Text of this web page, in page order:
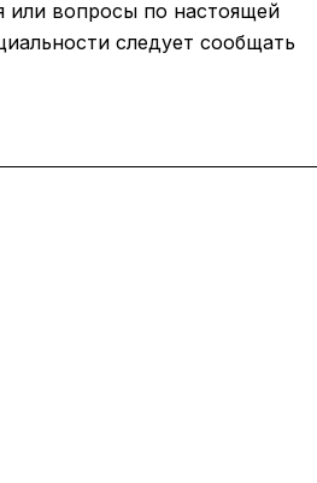
или вопросы по настоящей
следует сообщать